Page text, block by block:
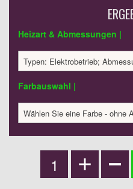
Heizart & Abmessungen |
Farbauswahl |
Wählen Sie eine Farbe - ohne